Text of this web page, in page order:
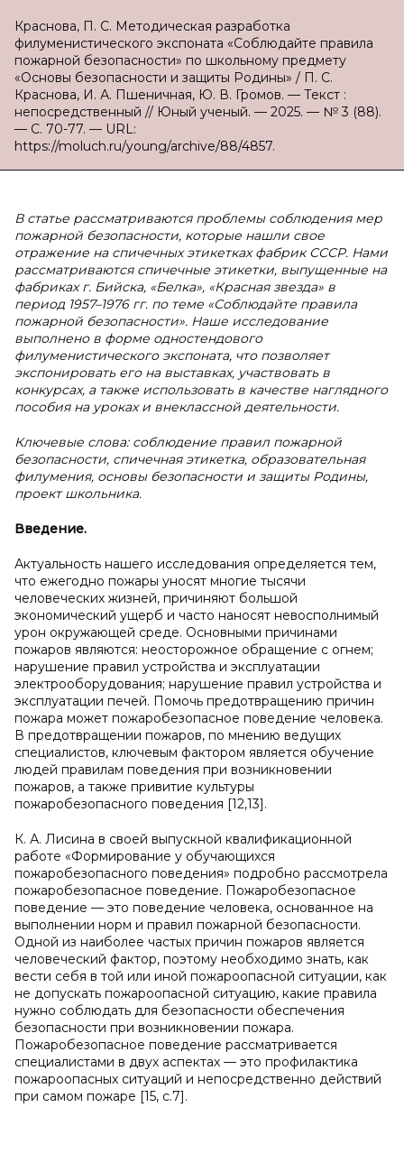
Краснова, П. С. Методическая разработка
филуменистического экспоната «Соблюдайте правила
пожарной безопасности» по школьному предмету
«Основы безопасности и защиты Родины» / П. С.
Краснова, И. А. Пшеничная, Ю. В. Громов. — Текст :
непосредственный // Юный ученый. — 2025. — № 3 (88).
— С. 70-77. — URL:
https://moluch.ru/young/archive/88/4857.
В статье рассматриваются проблемы соблюдения мер
пожарной безопасности, которые нашли свое
отражение на спичечных этикетках фабрик СССР. Нами
рассматриваются спичечные этикетки, выпущенные на
фабриках г. Бийска, «Белка», «Красная звезда» в
период 1957–1976 гг. по теме «Соблюдайте правила
пожарной безопасности». Наше исследование
выполнено в форме одностендового
филуменистического экспоната, что позволяет
экспонировать его на выставках, участвовать в
конкурсах, а также использовать в качестве наглядного
пособия на уроках и внеклассной деятельности.
Ключевые слова: соблюдение правил пожарной
безопасности, спичечная этикетка, образовательная
филумения, основы безопасности и защиты Родины,
проект школьника.
Введение.
Актуальность нашего исследования определяется тем,
что ежегодно пожары уносят многие тысячи
человеческих жизней, причиняют большой
экономический ущерб и часто наносят невосполнимый
урон окружающей среде. Основными причинами
пожаров являются: неосторожное обращение с огнем;
нарушение правил устройства и эксплуатации
электрооборудования; нарушение правил устройства и
эксплуатации печей. Помочь предотвращению причин
пожара может пожаробезопасное поведение человека.
В предотвращении пожаров, по мнению ведущих
специалистов, ключевым фактором является обучение
людей правилам поведения при возникновении
пожаров, а также привитие культуры
пожаробезопасного поведения [12,13].
К. А. Лисина в своей выпускной квалификационной
работе «Формирование у обучающихся
пожаробезопасного поведения» подробно рассмотрела
пожаробезопасное поведение. Пожаробезопасное
поведение — это поведение человека, основанное на
выполнении норм и правил пожарной безопасности.
Одной из наиболее частых причин пожаров является
человеческий фактор, поэтому необходимо знать, как
вести себя в той или иной пожароопасной ситуации, как
не допускать пожароопасной ситуацию, какие правила
нужно соблюдать для безопасности обеспечения
безопасности при возникновении пожара.
Пожаробезопасное поведение рассматривается
специалистами в двух аспектах — это профилактика
пожароопасных ситуаций и непосредственно действий
при самом пожаре [15, c.7].